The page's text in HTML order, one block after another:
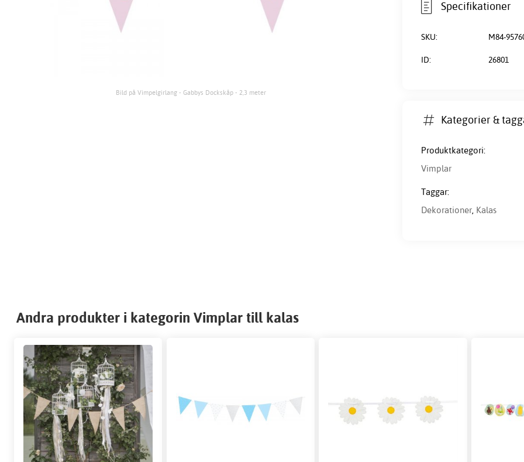
Bild på Vimpelgirlang - Gabbys Dockskåp - 2,3 meter
Specifikationer
SKU: M84-
ID: 26801
Kategorier &
Produktkategori:
Vimplar
Taggar:
Dekorationer, Kalas
Andra produkter i kategorin Vimplar till kalas